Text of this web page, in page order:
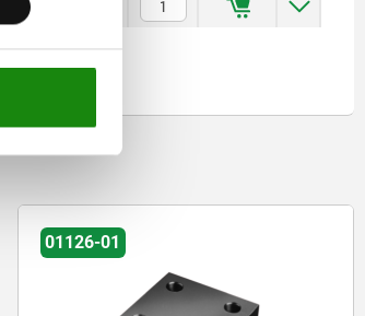
24 800 15 145
01126-01